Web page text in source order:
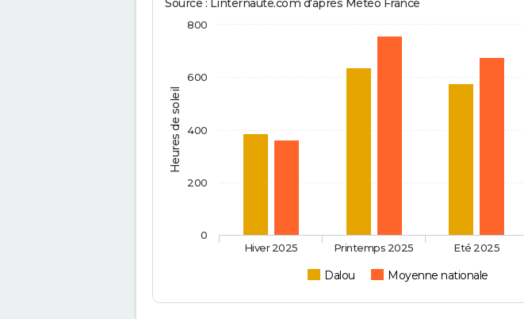
Heures de soleil
Source : Linternaute.com d'après Météo France
Dalou Moyenne nationale
Hiver 2025 Printemps 2025 Eté 2025
0
200
400
600
800